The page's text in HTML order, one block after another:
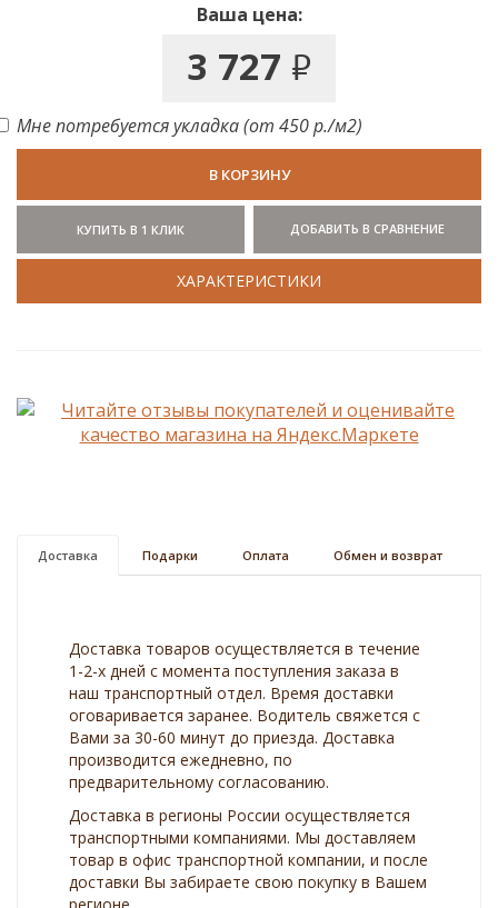
Ваша цена:
3 727 руб.
Мне потребуется укладка (от 450 р./м2)
В КОРЗИНУ
КУПИТЬ В 1 КЛИК ДОБАВИТЬ В СРАВНЕНИЕ
ХАРАКТЕРИСТИКИ
Доставка Подарки Оплата Обмен и возврат
Доставка товаров осуществляется в течение
1-2-х дней с момента поступления заказа в
наш транспортный отдел. Время доставки
оговаривается заранее. Водитель свяжется с
Вами за 30-60 минут до приезда. Доставка
производится ежедневно, по
предварительному согласованию.
Доставка в регионы России осуществляется
транспортными компаниями. Мы доставляем
товар в офис транспортной компании, и после
доставки Вы забираете свою покупку в Вашем
регионе.